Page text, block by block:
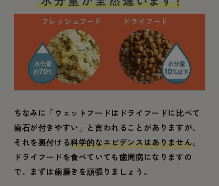
ちなみに「ウェットフードはドライフードに比べて
歯石が付きやすい」と言われることがありますが、
それを裏付ける科学的なエビデンスはありません。
ドライフードを食べていても歯周病になりますの
で、まずは歯磨きを頑張りましょう。